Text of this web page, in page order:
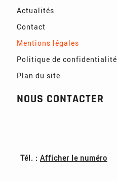
Actualités
Contact
Mentions légales
Politique de confidentialité
Plan du site
NOUS CONTACTER
Tél. : Afficher le numéro